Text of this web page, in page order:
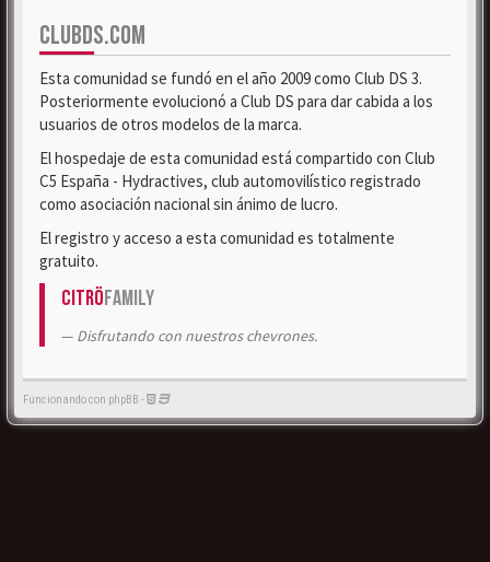
CLUBDS.COM
Esta comunidad se fundó en el año 2009 como Club DS 3.
Posteriormente evolucionó a Club DS para dar cabida a los
usuarios de otros modelos de la marca.
El hospedaje de esta comunidad está compartido con Club
C5 España - Hydractives, club automovilístico registrado
como asociación nacional sin ánimo de lucro.
El registro y acceso a esta comunidad es totalmente
gratuito.
CitröFamily
Disfrutando con nuestros chevrones.
Funcionando con phpBB -